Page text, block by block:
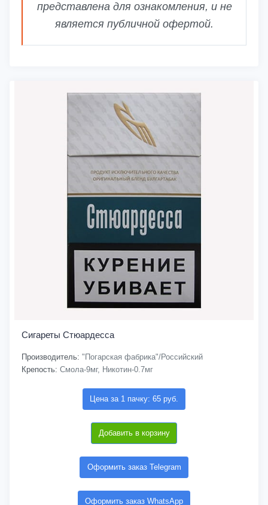
представлена для ознакомления, и не
является публичной офертой.
Сигареты Стюардесса
Производитель: "Погарская фабрика"/Российский
Крепость: Смола-9мг, Никотин-0.7мг
Цена за 1 пачку: 65 руб.
Добавить в корзину
Оформить заказ Telegram
Оформить заказ WhatsApp